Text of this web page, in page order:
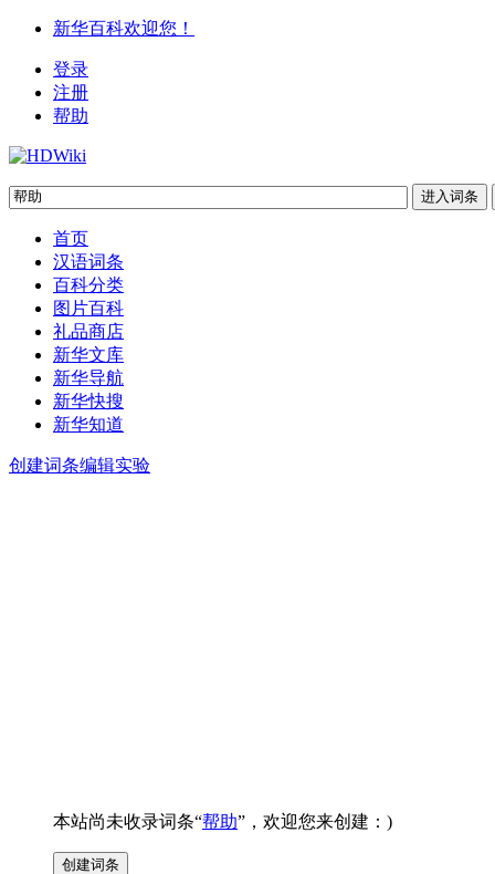
新华百科欢迎您！
登录
注册
帮助
首页
汉语词条
百科分类
图片百科
礼品商店
新华文库
新华导航
新华快搜
新华知道
创建词条编辑实验
本站尚未收录词条“帮助”，欢迎您来创建：)